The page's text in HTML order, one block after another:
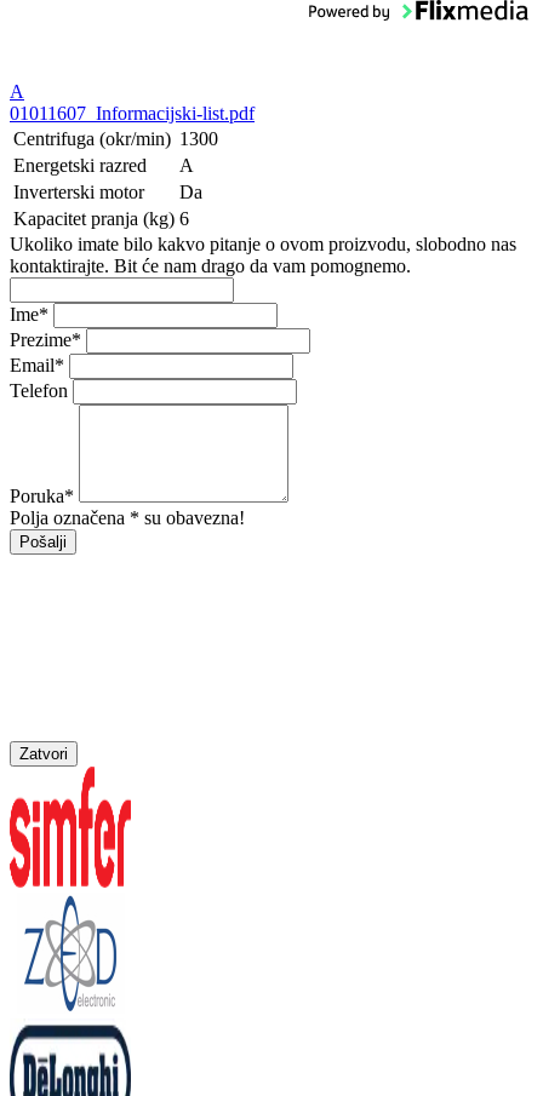
A
01011607_Informacijski-list.pdf
Centrifuga (okr/min) 1300
Energetski razred
A
Inverterski motor
Da
Kapacitet pranja (kg) 6
Ukoliko imate bilo kakvo pitanje o ovom proizvodu, slobodno nas
kontaktirajte. Bit će nam drago da vam pomognemo.
Ime*
Prezime*
Email*
Telefon
Poruka*
Polja označena * su obavezna!
Pošalji
Zatvori